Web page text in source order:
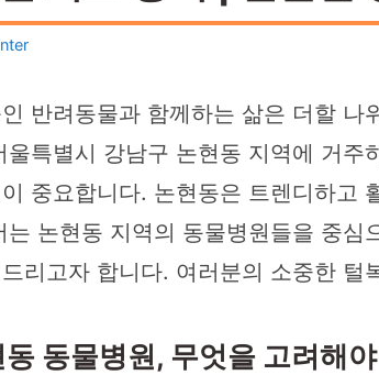
반려동물과 함께하는 삶은 더할
특별시 강남구 논현동 지역에 거
중요합니다. 논현동은 트렌디하고
논현동 지역의 동물병원들을 중
리고자 합니다. 여러분의 소중한
동물병원, 무엇을 고려해